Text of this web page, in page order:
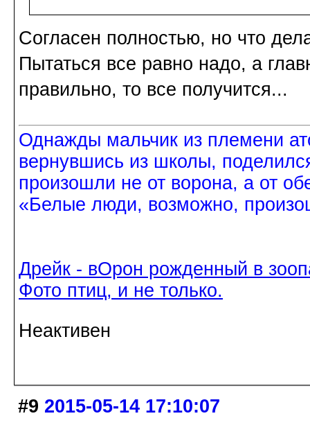
Согласен полностью, но что
Пытаться все равно надо, а
правильно, то все получится...
Однажды мальчик из племени
вернувшись из школы,
произошли не от ворона, а от
«Белые люди, возможно,
Дрейк - вОрон рожденный в
Фото птиц, и не только.
Неактивен
#9 2015-05-14 17:10:07